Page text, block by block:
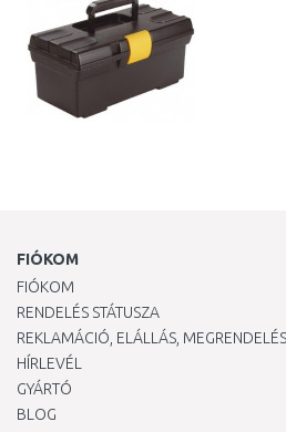
FIÓKOM
FIÓKOM
RENDELÉS STÁTUSZA
REKLAMÁCIÓ, ELÁLLÁS,
HÍRLEVÉL
GYÁRTÓ
BLOG